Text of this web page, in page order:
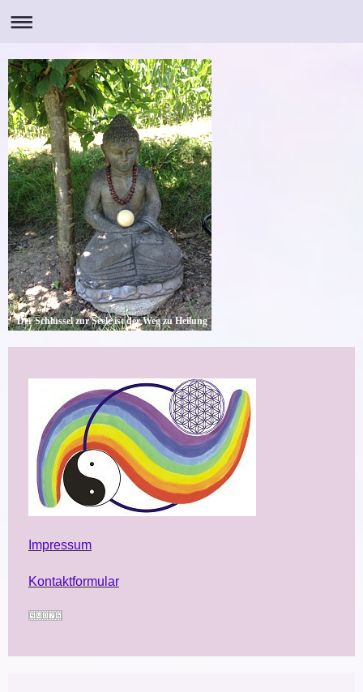
Der Schlüssel zur Seele ist der Weg zu Heilung
Impressum
Kontaktformular